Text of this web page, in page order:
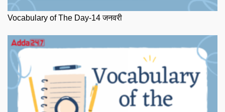
Vocabulary of The Day-14 जनवरी